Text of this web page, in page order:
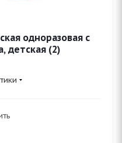
одноразовая с
детская (2)